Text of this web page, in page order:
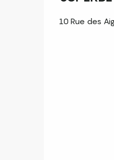
10 Rue des